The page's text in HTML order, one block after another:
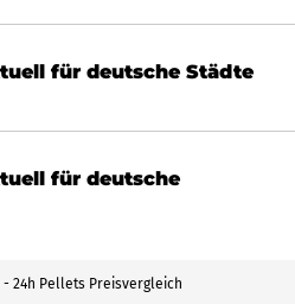
für deutsche Städte
für deutsche
- 24h Pellets Preisvergleich